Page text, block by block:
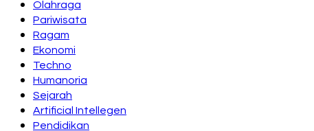
Olahraga
Pariwisata
Ragam
Ekonomi
Techno
Humanoria
Sejarah
Artificial Intellegen
Pendidikan